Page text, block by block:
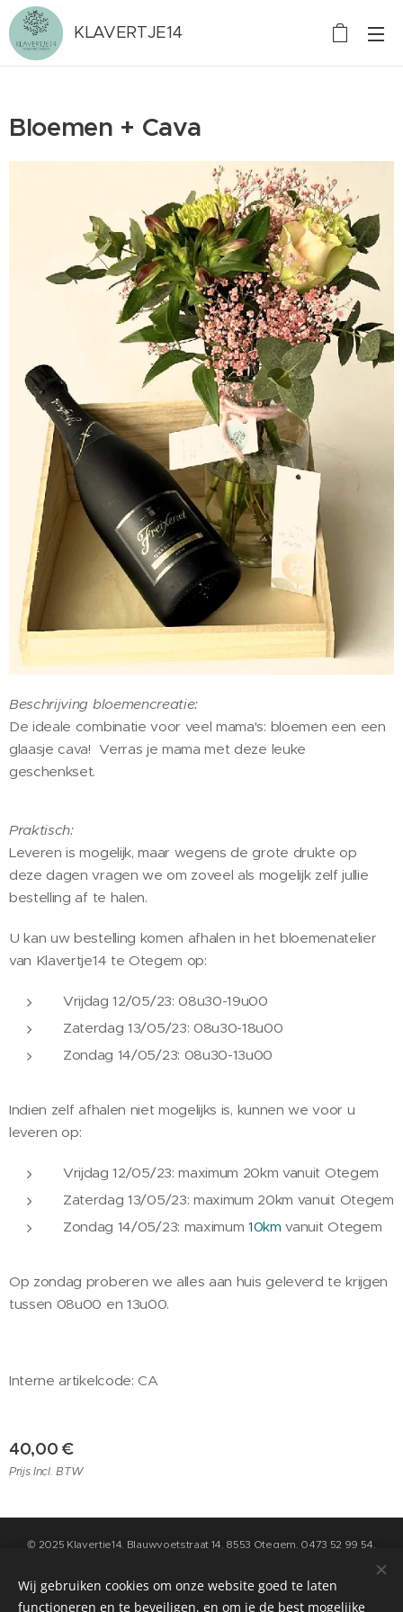
KLAVERTJE14
Bloemen + Cava
Beschrijving bloemencreatie:
De ideale combinatie voor veel mama's: bloemen een een
glaasje cava! Verras je mama met deze leuke
geschenkset.
Praktisch:
Leveren is mogelijk, maar wegens de grote drukte op
deze dagen vragen we om zoveel als mogelijk zelf jullie
bestelling af te halen.
U kan uw bestelling komen afhalen in het bloemenatelier
van Klavertje14 te Otegem op:
Vrijdag 12/05/23: 08u30-19u00
Zaterdag 13/05/23: 08u30-18u00
Zondag 14/05/23: 08u30-13u00
Indien zelf afhalen niet mogelijks is, kunnen we voor u
leveren op:
Vrijdag 12/05/23: maximum 20km vanuit Otegem
Zaterdag 13/05/23: maximum 20km vanuit Otegem
Zondag 14/05/23: maximum 10km vanuit Otegem
Op zondag proberen we alles aan huis geleverd te krijgen
tussen 08u00 en 13u00.
Interne artikelcode: CA
40,00 €
Prijs Incl. BTW
© 2025 Klavertje14, Blauwvoetstraat 14, 8553 Otegem, 0473 52 99 54,
raadplegen op de pagina "contact" op deze website
Cookies
Wij gebruiken cookies om onze website goed te laten
functioneren en te beveiligen, en om je de best mogelijke